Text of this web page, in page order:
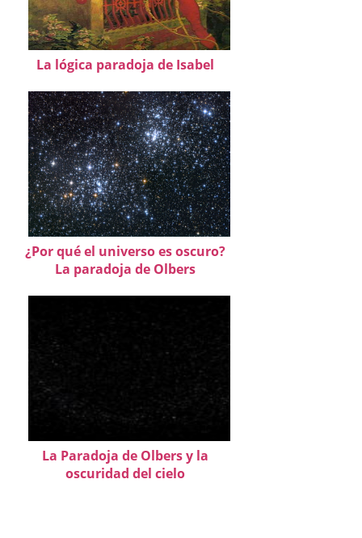
La lógica paradoja de Isabel
¿Por qué el universo es oscuro?
La paradoja de Olbers
La Paradoja de Olbers y la
oscuridad del cielo